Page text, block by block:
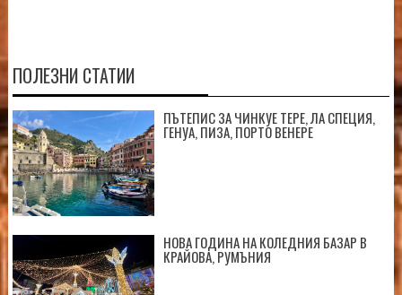
ПОЛЕЗНИ СТАТИИ
ПЪТЕПИС ЗА ЧИНКУЕ ТЕРЕ, ЛА СПЕЦИЯ,
ГЕНУА, ПИЗА, ПОРТО ВЕНЕРЕ
НОВА ГОДИНА НА КОЛЕДНИЯ БАЗАР В
КРАЙОВА, РУМЪНИЯ